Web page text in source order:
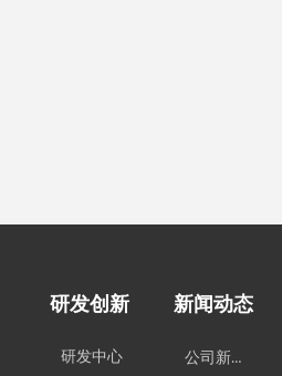
研发创新
研发中心
新闻动态
公司新闻